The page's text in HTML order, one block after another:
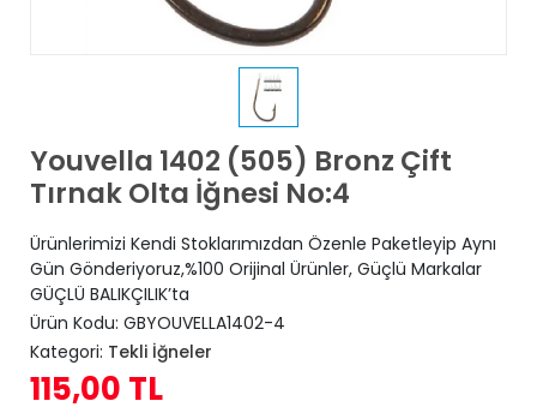
Youvella 1402 (505) Bronz Çift
Tırnak Olta İğnesi No:4
Ürünlerimizi Kendi Stoklarımızdan Özenle Paketleyip Aynı
Gün Gönderiyoruz,%100 Orijinal Ürünler, Güçlü Markalar
GÜÇLÜ BALIKÇILIK’ta
Ürün Kodu: GBYOUVELLA1402-4
Kategori: Tekli İğneler
115,00 TL